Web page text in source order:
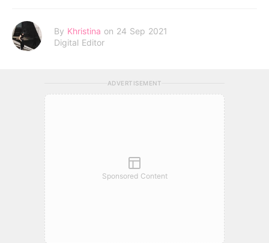
By Khristina on 24 Sep 2021
Digital Editor
ADVERTISEMENT
Sponsored Content